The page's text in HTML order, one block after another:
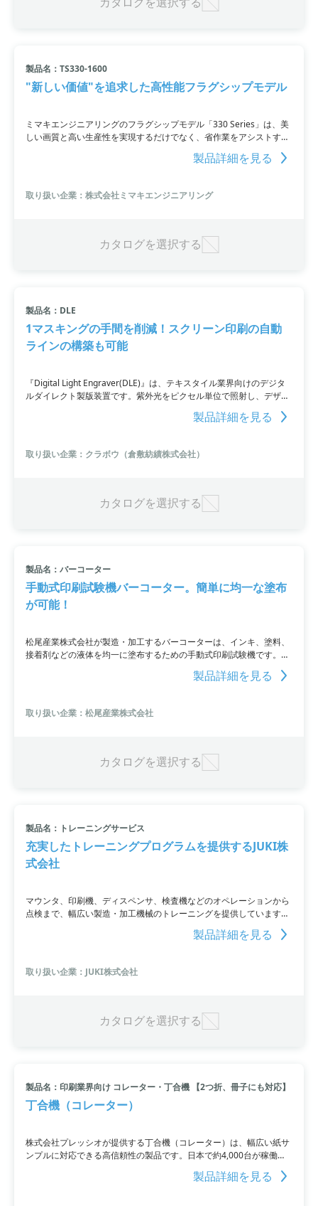
製品名：TS330-1600
"新しい価値"を追求した高性能フラグシップモデル
ミマキエンジニアリングのフラグシップモデル「330 Series」は、美
しい画質と高い生産性を実現するだけでなく、省作業をアシストする
高付加価値機能を備えています。昇華転写インクジェットプリンタで
ある「TS330-1600」は、高生産性のDraftモードと高画質を両立し、
にする水性昇華転写インクジェットプリンタです。
製品詳細を見る
取り扱い企業：株式会社ミマキエンジニアリング
カタログを選択する
製品名：DLE
1マスキングの手間を削減！スクリーン印刷の自動
ラインの構築も可能
『Digital Light Engraver(DLE)』は、テキスタイル業界向けのデジタ
ルダイレクト製版装置です。紫外光をピクセル単位で照射し、デザイ
ンを版に直描して露光することで、高繊細な製版が可能。インクジェ
ット特有の問題を回避し、再作成リスクを低減します。さらに、マス
構築も可能です。製品は複数の機種ラインアップがあります。
製品詳細を見る
取り扱い企業：クラボウ（倉敷紡績株式会社）
カタログを選択する
製品名：バーコーター
手動式印刷試験機バーコーター。簡単に均一な塗布
が可能！
松尾産業株式会社が製造・加工するバーコーターは、インキ、塗料、
接着剤などの液体を均一に塗布するための手動式印刷試験機です。ス
テンレス製のワイヤが巻かれたステンレスの棒を使用し、ワイヤの溝
で液の塗布量を調整して安定した膜厚を得ることができます。芯径の
にも塗布可能です。また、ワイヤーレスバーも取り扱っています。
製品詳細を見る
取り扱い企業：松尾産業株式会社
カタログを選択する
製品名：トレーニングサービス
充実したトレーニングプログラムを提供するJUKI株
式会社
マウンタ、印刷機、ディスペンサ、検査機などのオペレーションから
点検まで、幅広い製造・加工機械のトレーニングを提供しています。
対面・オンラインの両方のトレーニングや、お客様のニーズに合わせ
た柔軟な受講スタイルでの提供が可能です。製品詳細を見る
取り扱い企業：JUKI株式会社
カタログを選択する
製品名：印刷業界向け コレーター・丁合機 【2つ折、冊子にも対応】
丁合機（コレーター）
株式会社プレッシオが提供する丁合機（コレーター）は、幅広い紙サ
ンプルに対応できる高信頼性の製品です。日本で約4,000台が稼働
し、業界大手企業も使用しています。女性や高齢者でも簡単に操作で
き、最大8,000セット/時の高速処理が可能。省スペース化され、キャ
製品詳細を見る